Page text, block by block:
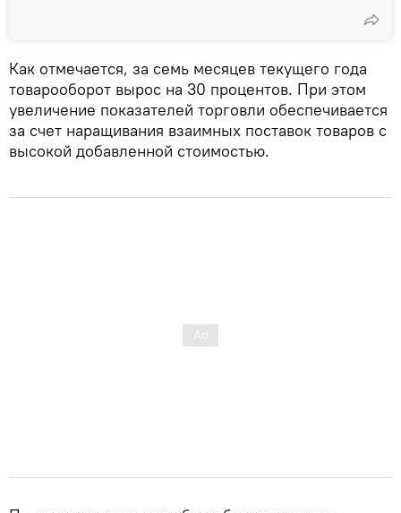
Как отмечается, за семь месяцев текущего года
товарооборот вырос на 30 процентов. При этом
увеличение показателей торговли обеспечивается
за счет наращивания взаимных поставок товаров с
высокой добавленной стоимостью.